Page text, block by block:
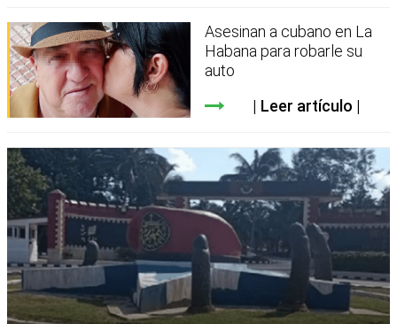
Asesinan a cubano en La
Habana para robarle su
auto
Leer artículo